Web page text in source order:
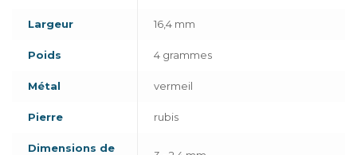
Largeur 16,4 mm
Poids 4 grammes
Métal vermeil
Pierre rubis
Dimensions de